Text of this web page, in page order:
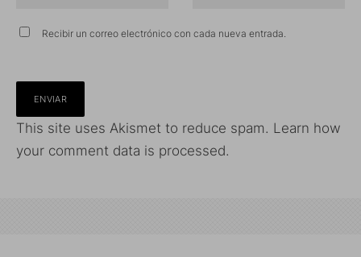
Recibir un correo electrónico con cada nueva entrada.
This site uses Akismet to reduce spam. Learn how
your comment data is processed.